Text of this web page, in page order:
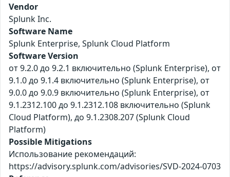
Vendor
Splunk Inc.
Software Name
Splunk Enterprise, Splunk Cloud Platform
Software Version
от 9.2.0 до 9.2.1 включительно (Splunk Enterprise), от
9.1.0 до 9.1.4 включительно (Splunk Enterprise), от
9.0.0 до 9.0.9 включительно (Splunk Enterprise), от
9.1.2312.100 до 9.1.2312.108 включительно (Splunk
Cloud Platform), до 9.1.2308.207 (Splunk Cloud
Platform)
Possible Mitigations
Использование рекомендаций:
https://advisory.splunk.com/advisories/SVD-2024-0703